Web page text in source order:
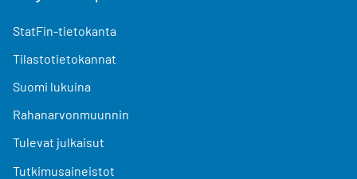
StatFin-tietokanta
Tilastotietokannat
Suomi lukuina
Rahanarvonmuunnin
Tulevat julkaisut
Tutkimusaineistot